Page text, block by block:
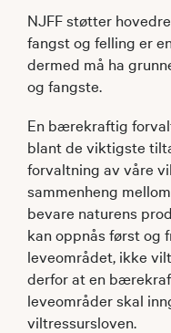
NJFF støtter
fangst og felling er
dermed må ha
og fangste.
En bærekraftig
blant de viktigste
forvaltning av våre
sammenheng
bevare naturens
kan oppnås først og
leveområdet, ikke
derfor at en
leveområder skal
viltressursloven.